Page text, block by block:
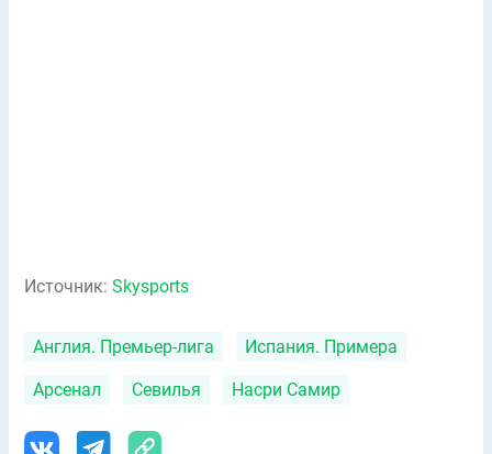
Источник: Skysports
Англия. Премьер-лига Испания. Примера
Арсенал Севилья Насри Самир